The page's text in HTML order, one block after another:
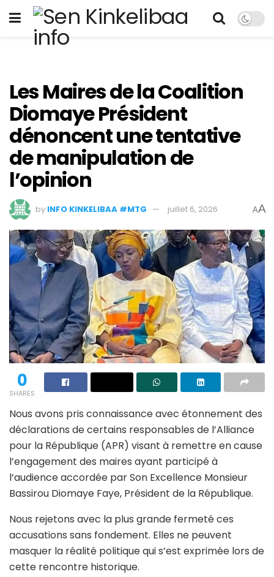
Les Maires de la Coalition
Diomaye Président
dénoncent une tentative
de manipulation de
l’opinion
by INFO KINKELIBAA #MTG juillet 6, 2026 AA
0
SHARES
Nous avons pris connaissance avec étonnement des
déclarations de certains responsables de l’Alliance
pour la République (APR) visant à remettre en cause
l’engagement des maires ayant participé à
l’audience accordée par Son Excellence Monsieur
Bassirou Diomaye Faye, Président de la République.
Nous rejetons avec la plus grande fermeté ces
accusations sans fondement. Elles ne peuvent
masquer la réalité politique qui s’est exprimée lors de
cette rencontre historique.